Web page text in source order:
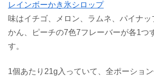
レインボーかき氷シロップ
味はイチゴ、メロン、ラムネ、パイナ
かん、ピーチの7色7フレーバーが各1つ
す。
1個あたり21g入っていて、全ポーショ